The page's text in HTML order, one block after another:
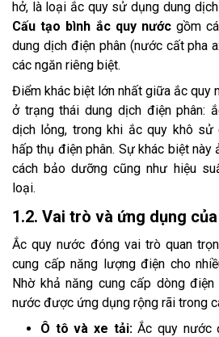
hở, là loại ắc quy sử dụng dung
Cấu tạo bình ắc quy nướcgồm
dung dịch điện phân (nước cất pha
các ngăn riêng biệt.
Điểm khác biệt lớn nhất giữa ắc quy
ở trạng thái dung dịch điện phân:
dịch lỏng, trong khi ắc quy khô
hấp thụ điện phân. Sự khác biệt
cách bảo dưỡng cũng như hiệu
loại.
1.2. Vai trò và ứng dụng
Ắc quy nước đóng vai trò quan
cung cấp năng lượng điện cho
Nhờ khả năng cung cấp dòng
nước được ứng dụng rộng rãi trong
Ô tô và xe tải:Ắc quy nước